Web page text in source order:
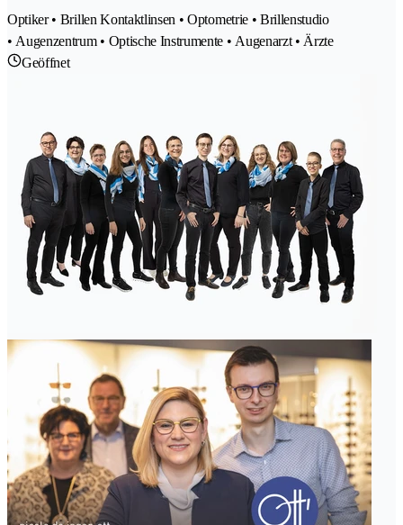
Optiker • Brillen Kontaktlinsen • Optometrie • Brillenstudio
• Augenzentrum • Optische Instrumente • Augenarzt • Ärzte
Geöffnet